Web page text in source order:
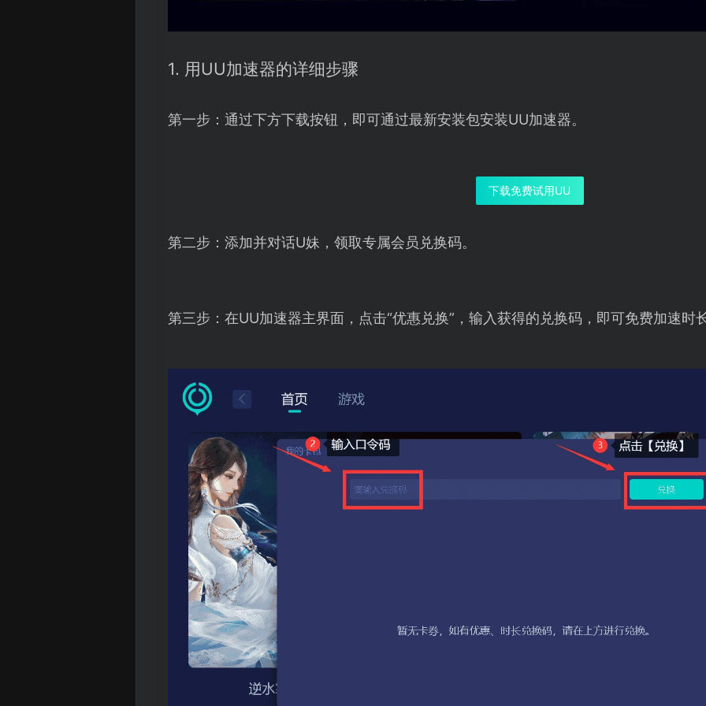
1. 用UU加速器的详细步骤
第一步：通过下方下载按钮，即可通过最新安装包安装UU加速器。
下载免费试用UU
第二步：添加并对话U妹，领取专属会员兑换码。
第三步：在UU加速器主界面，点击“优惠兑换”，输入获得的兑换码，即可免费加速时